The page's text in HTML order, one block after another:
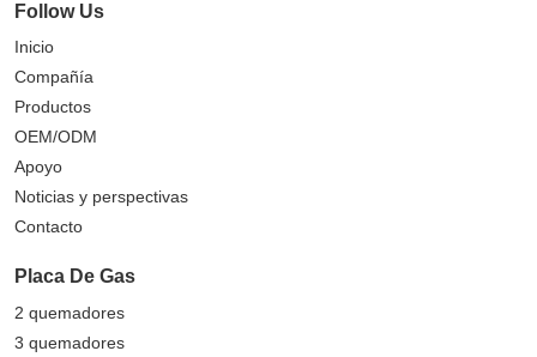
Follow Us
Inicio
Compañía
Productos
OEM/ODM
Apoyo
Noticias y perspectivas
Contacto
Placa De Gas
2 quemadores
3 quemadores